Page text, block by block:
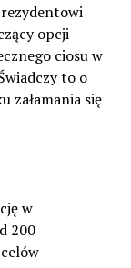
opcji
ciosu w
to o
załamania się
w
200